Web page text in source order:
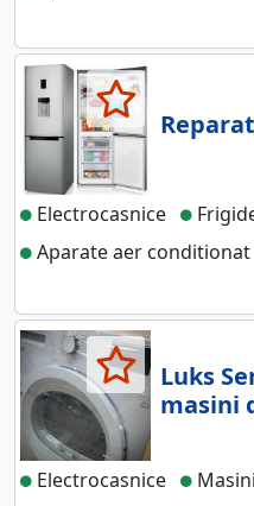
Electrocasnice
Aparate aer conditionat
Luks
masini
Electrocasnice